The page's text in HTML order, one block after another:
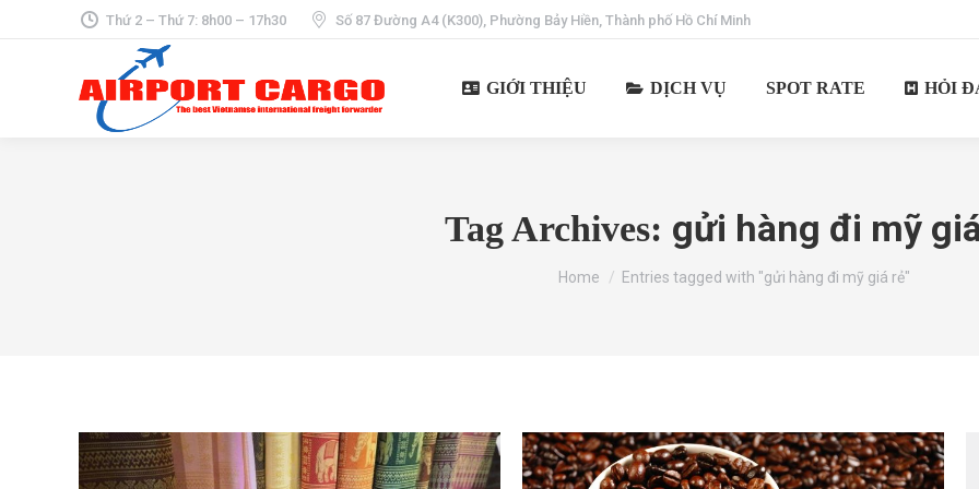
Thứ 2 – Thứ 7: 8h00 – 17h30 Số 87 Đường A4 (K300), Phường Bảy Hiền, Thành phố Hồ Chí Minh
GIỚI THIỆU DỊCH VỤ SPOT RATE HỎI
Tag Archives: gửi hàng đi mỹ
You are here:
Home Entries tagged with "gửi hàng đi mỹ giá rẻ"